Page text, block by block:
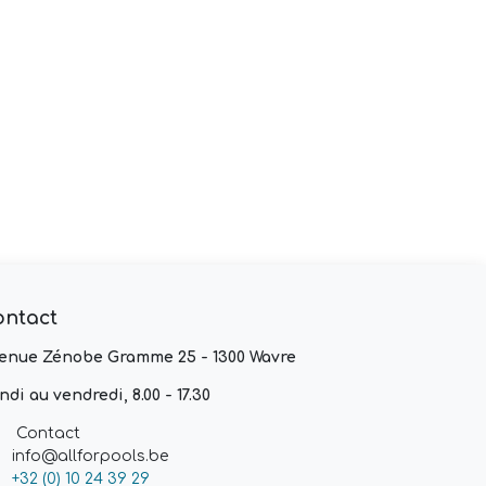
Zénobe Gramme 25 - 1300 Wavre
au vendredi, 8.00 - 17.30
Contact
info@allforpools.be
+32 (0) 10 24 39 29